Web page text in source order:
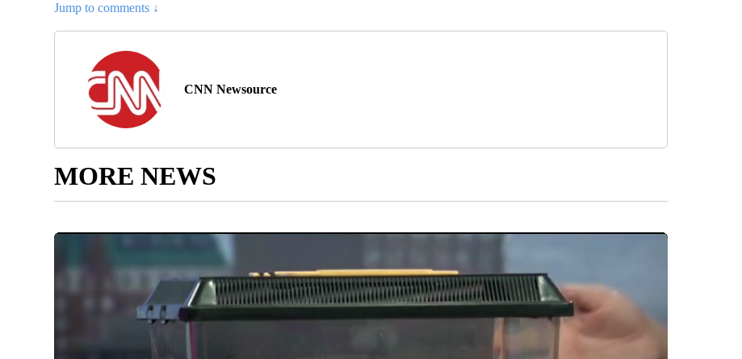
Jump to comments ↓
CNN Newsource
MORE NEWS